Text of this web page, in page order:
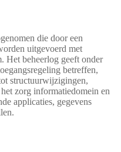
die door een
uitgevoerd met
Het beheerlog geeft onder
betreffen,
structuurwijzigingen,
zorg informatiedomein en
applicaties, gegevens